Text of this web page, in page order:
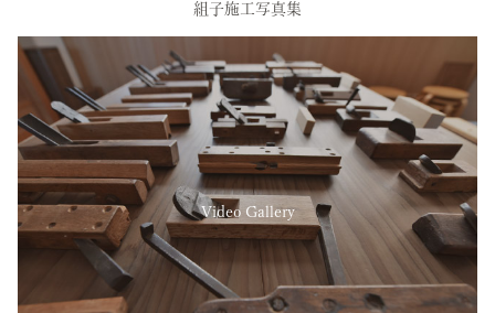
組子施工写真集
Video Gallery